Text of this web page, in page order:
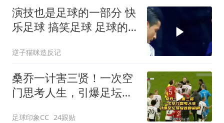
演技也是足球的一部分 快
乐足球 搞笑足球 足球的
逆子猫咪造反记
桑乔一计害三贤！一次空
门思考人生，引爆足坛顶
足球印象CC 24跟贴